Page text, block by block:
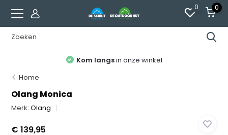
0 0
Kom langsin onze winkel
Home
Olang Monica
Merk:Olang
€ 139,95